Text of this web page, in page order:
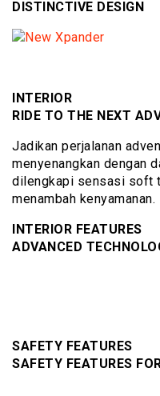
DISTINCTIVE DESIGN
INTERIOR
RIDE TO THE NEXT
Jadikan perjalanan
menyenangkan dengan
dilengkapi sensasi soft
menambah kenyamanan.
INTERIOR FEATURES
ADVANCED
SAFETY FEATURES
SAFETY FEATURES